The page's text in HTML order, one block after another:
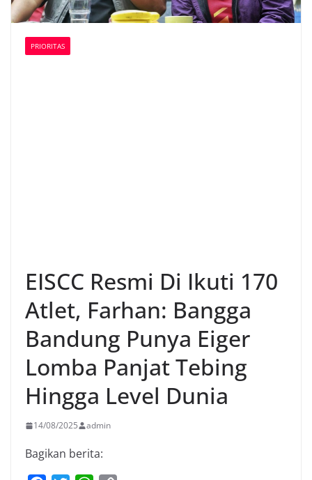
PRIORITAS
EISCC Resmi Di Ikuti 170
Atlet, Farhan: Bangga
Bandung Punya Eiger
Lomba Panjat Tebing
Hingga Level Dunia
14/08/2025 admin
Bagikan berita: